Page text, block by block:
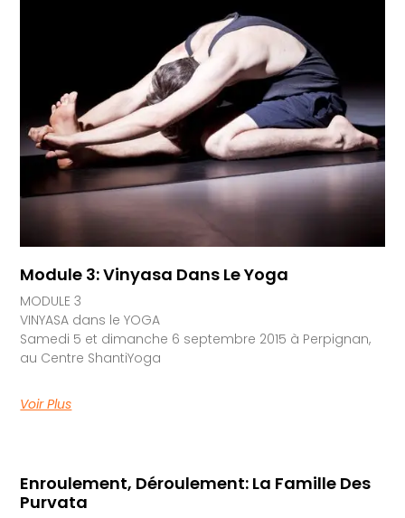
Module 3: Vinyasa Dans Le Yoga
MODULE 3
VINYASA dans le YOGA
Samedi 5 et dimanche 6 septembre 2015 à Perpignan,
au Centre ShantiYoga
Voir Plus
Enroulement, Déroulement: La Famille Des
Purvata